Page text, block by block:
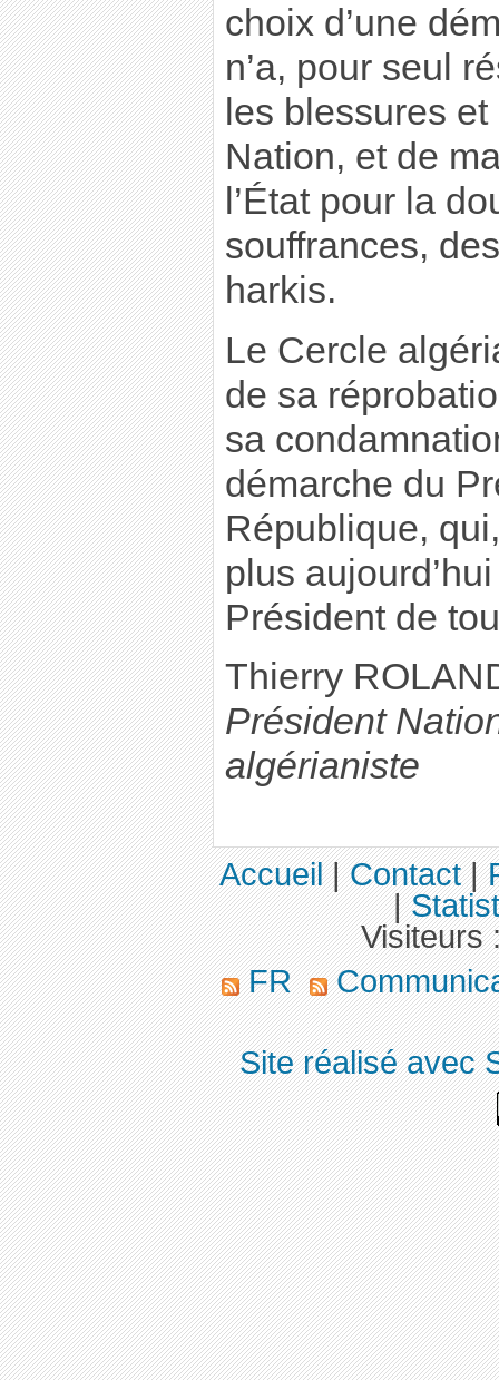
choix d’une
n’a, pour seul
les blessures
Nation, et de
l’État pour la
souffrances,
harkis.
Le Cercle
de sa
sa
démarche du
République,
plus
Président de
Thierry
Président
algérianiste
Accueil|Contact|
|
Visiteurs
FR
Site réalisé avec